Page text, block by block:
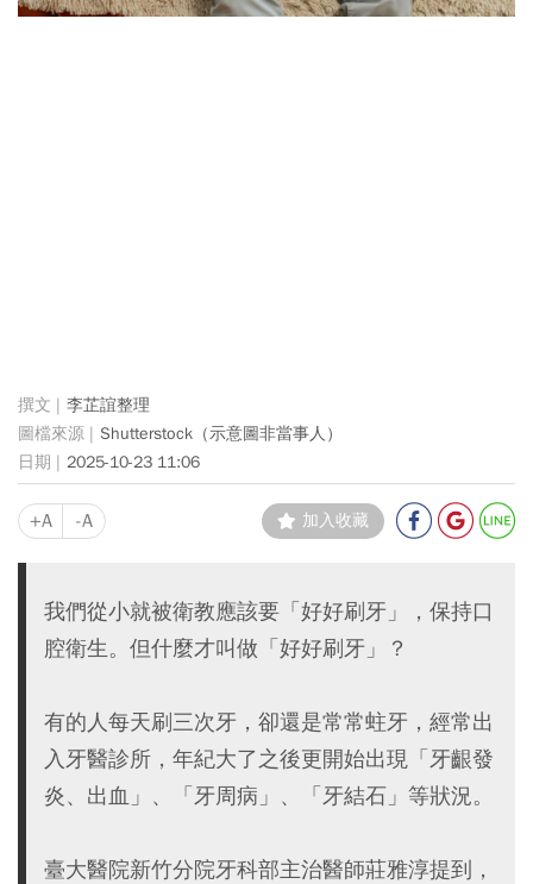
李芷誼整理
Shutterstock（示意圖非當事人）
2025-10-23 11:06
+A -A 加入收藏
我們從小就被衛教應該要「好好刷牙」，保持口
腔衛生。但什麼才叫做「好好刷牙」？
有的人每天刷三次牙，卻還是常常蛀牙，經常出
入牙醫診所，年紀大了之後更開始出現「牙齦發
炎、出血」、「牙周病」、「牙結石」等狀況。
臺大醫院新竹分院牙科部主治醫師莊雅淳提到，